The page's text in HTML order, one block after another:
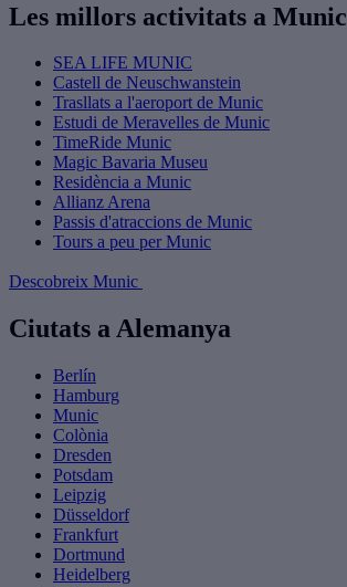
Les millors activitats a Munic
SEA LIFE MUNIC
Castell de Neuschwanstein
Trasllats a l'aeroport de Munic
Estudi de Meravelles de Munic
TimeRide Munic
Magic Bavaria Museu
Residència a Munic
Allianz Arena
Passis d'atraccions de Munic
Tours a peu per Munic
Descobreix Munic
Ciutats a Alemanya
Berlín
Hamburg
Munic
Colònia
Dresden
Potsdam
Leipzig
Düsseldorf
Frankfurt
Dortmund
Heidelberg